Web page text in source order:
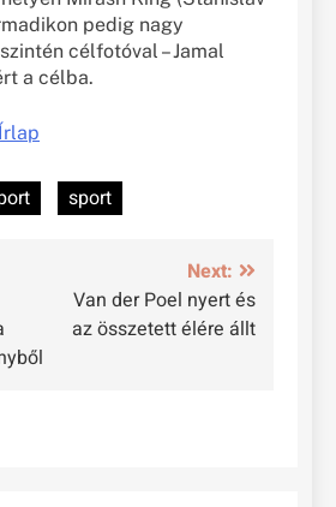
pedig nagy
célfotóval – Jamal
a célba.
sport
Next:
Van der Poel nyert és
az összetett élére állt